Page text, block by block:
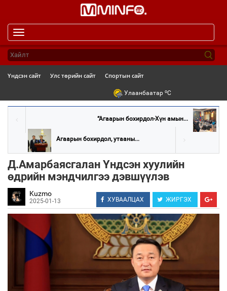
navigation
Үндсэн сайт Улс төрийн сайт Спортын сайт
Улаанбаатар oC
“Агаарын бохирдол-Хүн амын...
Агаарын бохирдол, утааны...
Д.Амарбаясгалан Үндсэн хуулийн
өдрийн мэндчилгээ дэвшүүлэв
Kuzmo
2025-01-13 ХУВААЛЦАХ ЖИРГЭХ